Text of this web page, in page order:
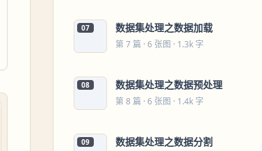
07 数据集处理之数据加载
第 7 篇 · 6 张图 · 1.3k 字
08 数据集处理之数据预处理
第 8 篇 · 6 张图 · 1.4k 字
09 数据集处理之数据分割